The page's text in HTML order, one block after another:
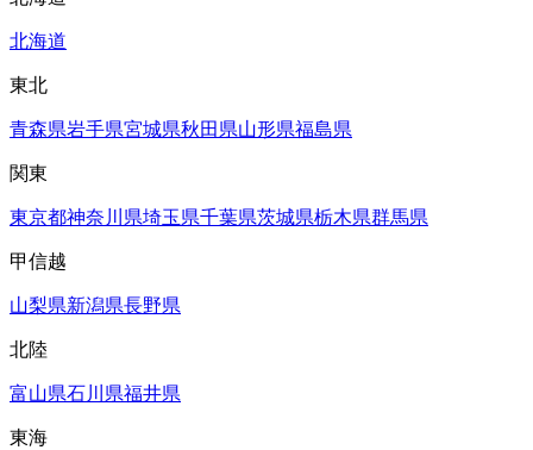
北海道
東北
青森県岩手県宮城県秋田県山形県福島県
関東
東京都神奈川県埼玉県千葉県茨城県栃木県群馬県
甲信越
山梨県新潟県長野県
北陸
富山県石川県福井県
東海